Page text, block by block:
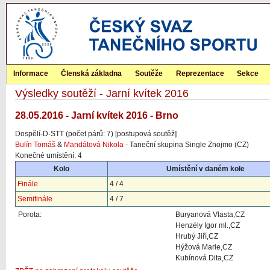
Informace Členská základna Soutěže Reprezentace Sekce
Výsledky soutěží - Jarní kvítek 2016
28.05.2016 - Jarní kvítek 2016 - Brno
Dospělí-D-STT (počet párů: 7) [postupová soutěž]
Bulín Tomáš & Mandátová Nikola - Taneční skupina Single Znojmo (CZ)
Konečné umístění: 4
Kolo
Umístění v daném kole
Finále
4 / 4
Semifinále
4 / 7
Porota:
Buryanová Vlasta,CZ
Henzély Igor ml.,CZ
Hrubý Jiří,CZ
Hýžová Marie,CZ
Kubínová Dita,CZ